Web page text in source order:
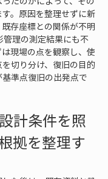
。原因を整理せずに新
存座標との関係が不明
管理の測定結果にも不
現場の点を観察し、使
切り分け、復旧の目的
準点復旧の出発点で
計条件を照
拠を整理す